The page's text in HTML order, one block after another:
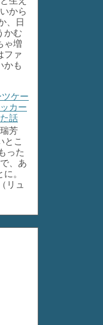
から
、日
かむ
ゃ増
ファ
かも
ケー
カー
話
芳
とこ
った
、あ
。
リュ